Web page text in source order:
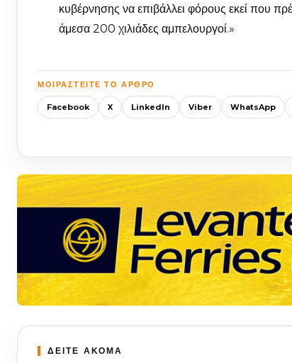
κυβέρνησης να επιβάλλει φόρους εκεί που
άμεσα 200 χιλιάδες αμπελουργοί.»
ΜΟΙΡΑΣΤΕΊΤΕ ΤΟ ΆΡΘΡΟ
Facebook X LinkedIn Viber WhatsApp
ΔΕΙΤΕ ΑΚΟΜΑ